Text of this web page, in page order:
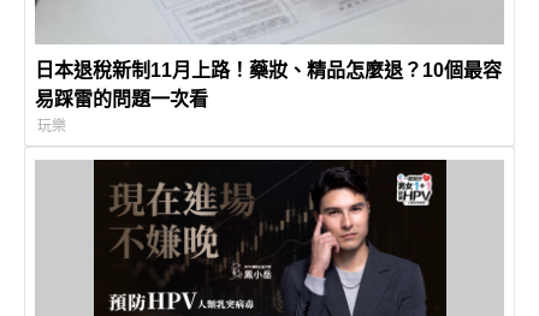
日本退稅新制11月上路！藥妝、精品怎麼退？10個最容
易踩雷的問題一次看
玩樂